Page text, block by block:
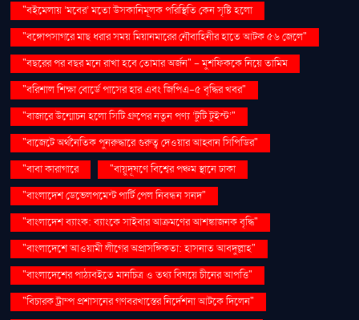
"বইমেলায় ‘মবের’ মতো উসকানিমূলক পরিস্থিতি কেন সৃষ্টি হলো
"বঙ্গোপসাগরে মাছ ধরার সময় মিয়ানমারের নৌবাহিনীর হাতে আটক ৫৬ জেলে"
"বছরের পর বছর মনে রাখা হবে তোমার অর্জন" – মুশফিককে নিয়ে তামিম
"বরিশাল শিক্ষা বোর্ডে পাসের হার এবং জিপিএ-৫ বৃদ্ধির খবর"
"বাজারে উন্মোচন হলো সিটি গ্রুপের নতুন পণ্য ‘টুটি টুইস্ট’"
"বাজেটে অর্থনৈতিক পুনরুদ্ধারে গুরুত্ব দেওয়ার আহ্বান সিপিডির"
"বাবা কারাগারে
"বায়ুদূষণে বিশ্বের পঞ্চম স্থানে ঢাকা
"বাংলাদেশ ডেভেলপমেন্ট পার্টি পেল নিবন্ধন সনদ"
"বাংলাদেশ ব্যাংক: ব্যাংকে সাইবার আক্রমণের আশঙ্কাজনক বৃদ্ধি"
"বাংলাদেশে আওয়ামী লীগের অপ্রাসঙ্গিকতা: হাসনাত আবদুল্লাহ"
"বাংলাদেশের পাঠ্যবইতে মানচিত্র ও তথ্য বিষয়ে চীনের আপত্তি"
"বিচারক ট্রাম্প প্রশাসনের গণবরখাস্তের নির্দেশনা আটকে দিলেন"